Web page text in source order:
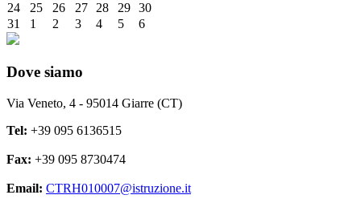
24
25 26 27 28 29 30
31
1 2 3 4 5 6
Dove siamo
Via Veneto, 4 - 95014 Giarre (CT)
Tel: +39 095 6136515
Fax: +39 095 8730474
Email: CTRH010007@istruzione.it